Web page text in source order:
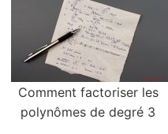
Comment factoriser les
polynômes de degré 3